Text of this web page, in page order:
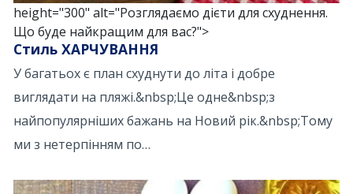
height="300" alt="Розглядаємо дієти для схуднення.
Що буде найкращим для вас?">
Стиль ХАРЧУВАННЯ
У багатьох є план схуднути до літа і добре
виглядати на пляжі.&nbsp;Це одне&nbsp;з
найпопулярніших бажань на Новий рік.&nbsp;Тому
ми з нетерпінням по…